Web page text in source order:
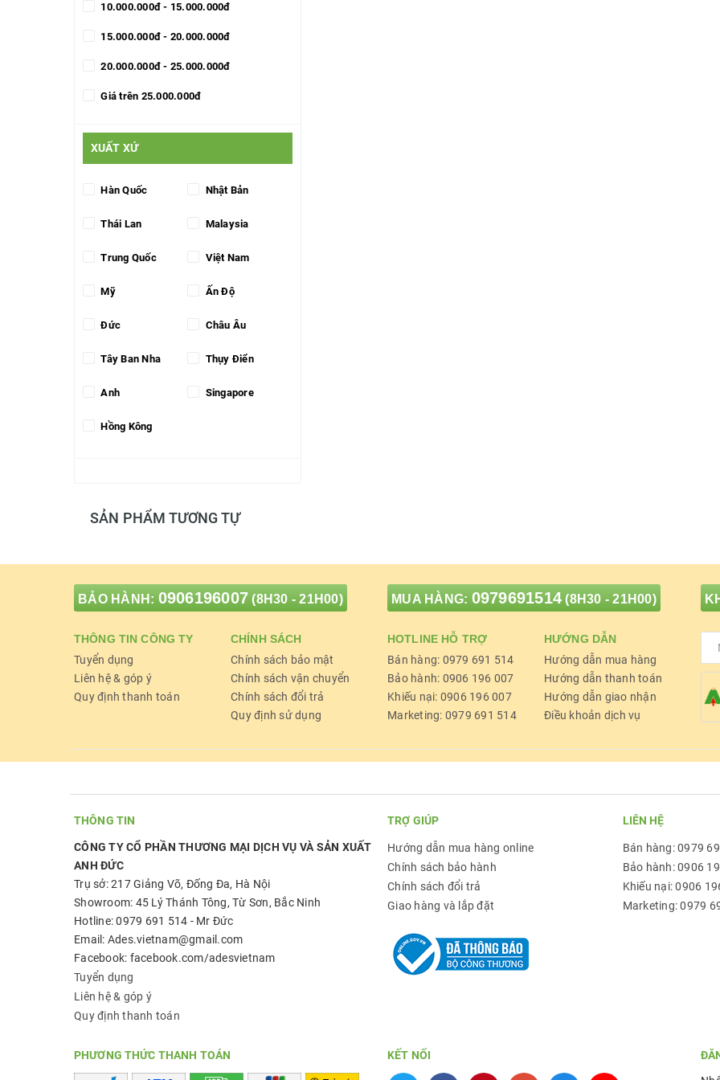
10.000.000đ - 15.000.000đ
15.000.000đ - 20.000.000đ
20.000.000đ - 25.000.000đ
Giá trên 25.000.000đ
XUẤT XỨ
Hàn Quốc Nhật Bản
Thái Lan Malaysia
Trung Quốc Việt Nam
Mỹ Ấn Độ
Đức Châu Âu
Tây Ban Nha Thụy Điển
Anh Singapore
Hồng Kông
SẢN PHẨM TƯƠNG TỰ
BẢO HÀNH: 0906196007 (8H30 - 21H00) MUA HÀNG: 0979691514 (8H30 - 21H00)
THÔNG TIN CÔNG TY
Tuyển dụng
Liên hệ & góp ý
Quy định thanh toán
CHÍNH SÁCH
Chính sách bảo mật
Chính sách vận chuyển
Chính sách đổi trả
Quy định sử dụng
HOTLINE HỖ TRỢ
Bán hàng: 0979 691 514
Bảo hành: 0906 196 007
Khiếu nại: 0906 196 007
Marketing: 0979 691 514
HƯỚNG DẪN
Hướng dẫn mua hàng
Hướng dẫn thanh toán
Hướng dẫn giao nhận
Điều khoản dịch vụ
THÔNG TIN
CÔNG TY CỔ PHẦN THƯƠNG MẠI DỊCH VỤ VÀ SẢN XUẤT
ANH ĐỨC
Trụ sở: 217 Giảng Võ, Đống Đa, Hà Nội
Showroom: 45 Lý Thánh Tông, Từ Sơn, Bắc Ninh
Hotline: 0979 691 514 - Mr Đức
Email: Ades.vietnam@gmail.com
Facebook: facebook.com/adesvietnam
Tuyển dụng
Liên hệ & góp ý
Quy định thanh toán
TRỢ GIÚP
Hướng dẫn mua hàng online
Chính sách bảo hành
Chính sách đổi trả
Giao hàng và lắp đặt
LIÊN HỆ
Bán hàng: 0979
Bảo hành: 0906
Khiếu nại: 0906
Marketing: 0979
PHƯƠNG THỨC THANH TOÁN KẾT NỐI